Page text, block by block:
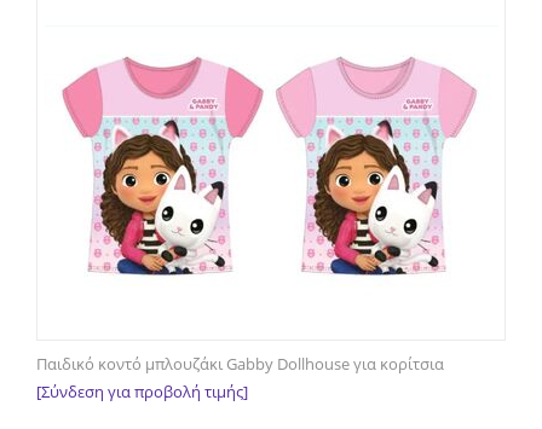
Παιδικό κοντό μπλουζάκι Gabby Dollhouse για κορίτσια
[Σύνδεση για προβολή τιμής]